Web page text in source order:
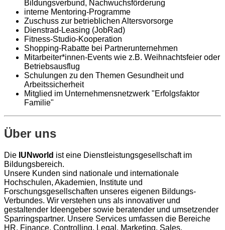
Bildungsverbund, Nachwuchsförderung
interne Mentoring-Programme
Zuschuss zur betrieblichen Altersvorsorge
Dienstrad-Leasing (JobRad)
Fitness-Studio-Kooperation
Shopping-Rabatte bei Partnerunternehmen
Mitarbeiter*innen-Events wie z.B. Weihnachtsfeier oder
Betriebsausflug
Schulungen zu den Themen Gesundheit und
Arbeitssicherheit
Mitglied im Unternehmensnetzwerk "Erfolgsfaktor
Familie"
Über uns
Die IUNworld ist eine Dienstleistungsgesellschaft im
Bildungsbereich.
Unsere Kunden sind nationale und internationale
Hochschulen, Akademien, Institute und
Forschungsgesellschaften unseres eigenen Bildungs-
Verbundes. Wir verstehen uns als innovativer und
gestaltender Ideengeber sowie beratender und umsetzender
Sparringspartner. Unsere Services umfassen die Bereiche
HR, Finance, Controlling, Legal, Marketing, Sales,